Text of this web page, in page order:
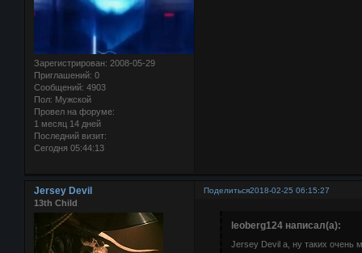
Зарегистрирован: 2008-05-29
Приглашений: 0
Сообщений: 4903
Пол: Мужской
Провел на форуме:
1 месяц 14 дней
Последний визит:
Сегодня 05:44:13
Поделиться2018-02-25 06:15:27
Jersey Devil
13th Child
leoberg124 написал(а):
Jersey Devil а, ну таких очень